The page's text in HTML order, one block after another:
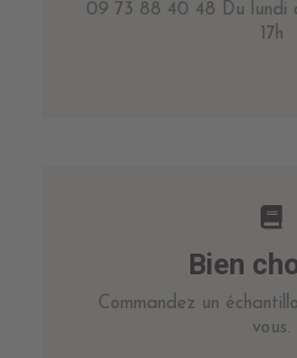
09 73 88 40 48 Du lundi
17h
Bien
Commandez un
vous.